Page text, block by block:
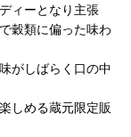
ィーとなり主張
穀類に偏った味わ
がしばらく口の中
しめる蔵元限定販